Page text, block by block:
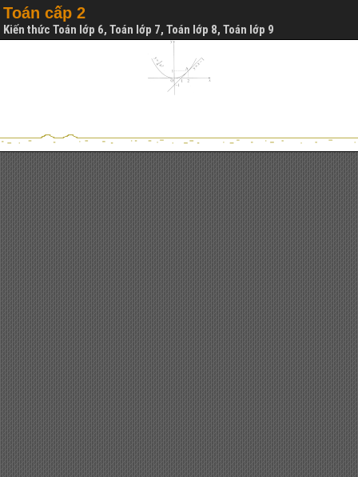
Toán cấp 2
Kiến thức Toán lớp 6, Toán lớp 7, Toán lớp 8, Toán lớp 9